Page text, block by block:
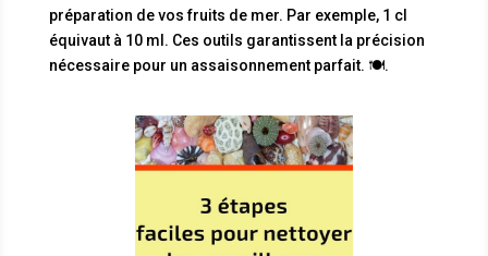
préparation de vos fruits de mer. Par exemple, 1 cl
équivaut à 10 ml. Ces outils garantissent la précision
nécessaire pour un assaisonnement parfait. 🍽️.